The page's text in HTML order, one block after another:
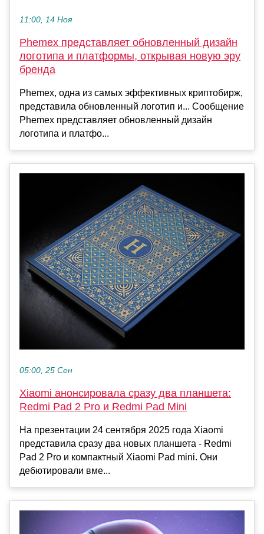
11:00, 14 Ноя
Phemex представляет обновленный дизайн
логотипа и платформы, открывая новую эру
бренда
Phemex, одна из самых эффективных криптобирж,
представила обновленный логотип и... Сообщение
Phemex представляет обновленный дизайн
логотипа и платфо...
05:00, 25 Сен
Xiaomi анонсировала сразу два планшета:
Redmi Pad 2 Pro и Redmi Pad Mini
На презентации 24 сентября 2025 года Xiaomi
представила сразу два новых планшета - Redmi
Pad 2 Pro и компактный Xiaomi Pad mini. Они
дебютировали вме...